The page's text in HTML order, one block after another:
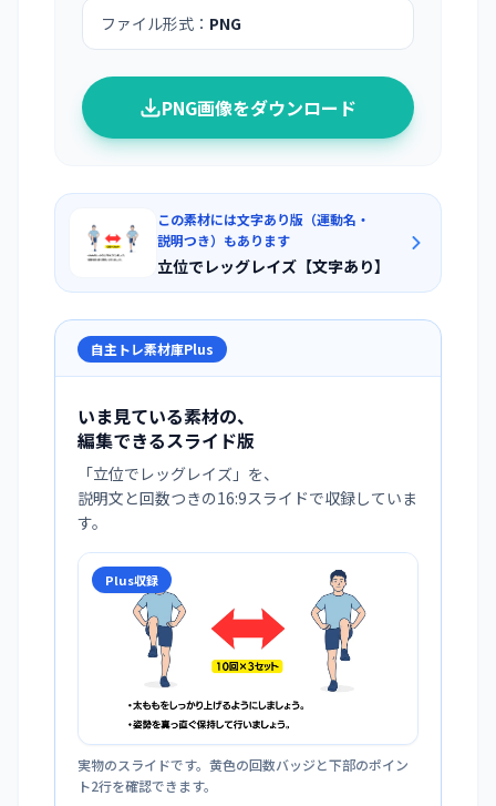
ファイル形式： PNG
PNG画像をダウンロード
この素材には文字あり版（運動名・
説明つき）もあります
立位でレッグレイズ【文字あり】
自主トレ素材庫Plus
いま見ている素材の、
編集できるスライド版
「立位でレッグレイズ 」を、
説明文と回数つきの16:9スライドで収録していま
す。
Plus収録
実物のスライドです。黄色の回数バッジと下部のポイン
ト2行を確認できます。